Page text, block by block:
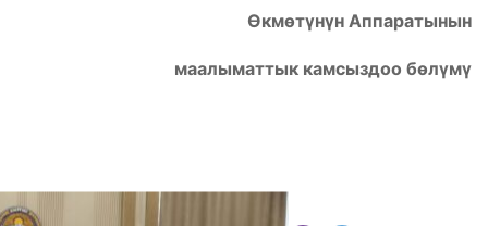
Өкмөтүнүн Аппаратынын
маалыматтык камсыздоо бөлүмү